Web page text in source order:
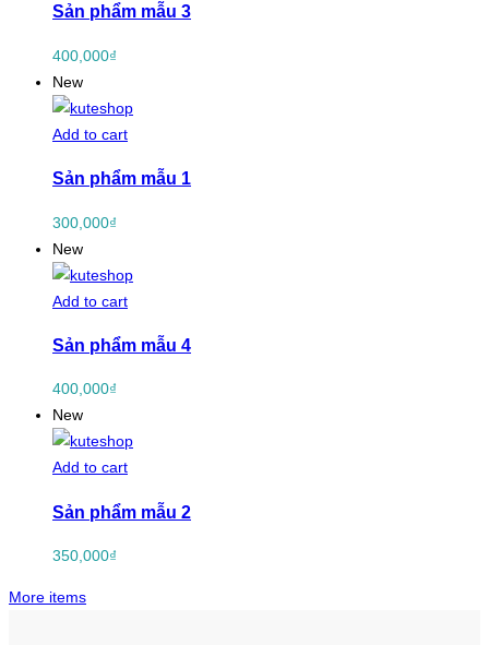
Sản phẩm mẫu 3
400,000₫
New
Add to cart
Sản phẩm mẫu 1
300,000₫
New
Add to cart
Sản phẩm mẫu 4
400,000₫
New
Add to cart
Sản phẩm mẫu 2
350,000₫
More items